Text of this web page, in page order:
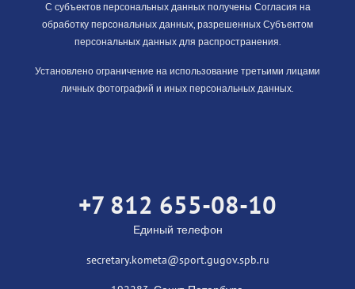
С субъектов персональных данных получены Согласия на
обработку персональных данных, разрешенных Субъектом
персональных данных для распространения.
Установлено ограничение на использование третьими лицами
личных фотографий и иных персональных данных.
+7 812 655-08-10
Единый телефон
secretary.kometa@sport.gugov.spb.ru